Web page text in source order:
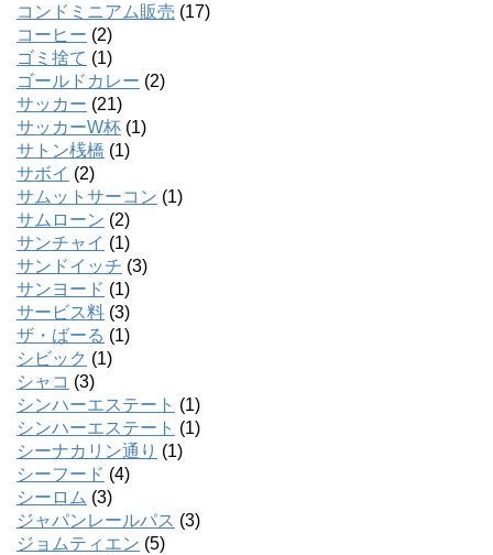
コンドミニアム販売 (17)
コーヒー (2)
ゴミ捨て (1)
ゴールドカレー (2)
サッカー (21)
サッカーW杯 (1)
サトン桟橋 (1)
サボイ (2)
サムットサーコン (1)
サムローン (2)
サンチャイ (1)
サンドイッチ (3)
サンヨード (1)
サービス料 (3)
ザ・ばーる (1)
シビック (1)
シャコ (3)
シンハーエステート (1)
シンハーエステート (1)
シーナカリン通り (1)
シーフード (4)
シーロム (3)
ジャパンレールパス (3)
ジョムティエン (5)